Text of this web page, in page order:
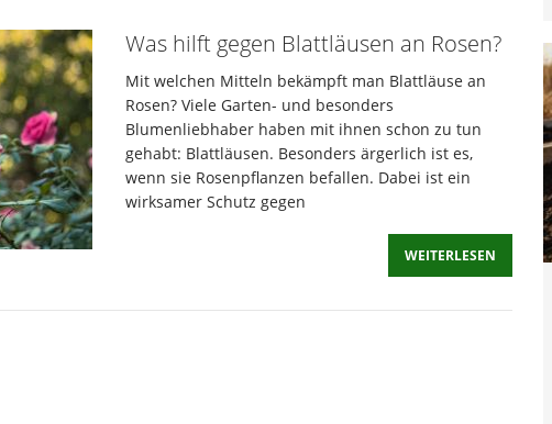
Was hilft gegen Blattläusen an Rosen?
Mit welchen Mitteln bekämpft man Blattläuse an
Rosen? Viele Garten- und besonders
Blumenliebhaber haben mit ihnen schon zu tun
gehabt: Blattläusen. Besonders ärgerlich ist es,
wenn sie Rosenpflanzen befallen. Dabei ist ein
wirksamer Schutz gegen
WEITERLESEN